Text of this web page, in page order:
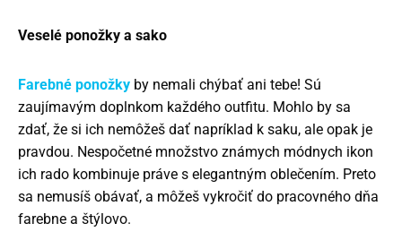
Veselé ponožky a sako
Farebné ponožky by nemali chýbať ani tebe! Sú
zaujímavým doplnkom každého outfitu. Mohlo by sa
zdať, že si ich nemôžeš dať napríklad k saku, ale opak je
pravdou. Nespočetné množstvo známych módnych ikon
ich rado kombinuje práve s elegantným oblečením. Preto
sa nemusíš obávať, a môžeš vykročiť do pracovného dňa
farebne a štýlovo.